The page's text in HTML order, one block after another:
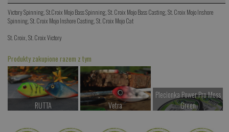
Victory Spinning,St.Croix Mojo Bass Spinning,St. Croix Mojo Bass Casting,St. Croix Mojo Inshore
Spinning,St. Croix Mojo Inshore Casting,St. Croix Mojo Cat
St. Croix ,St. Croix Victory
Produkty zakupione razem z tym
RUTTA
Vetra
Plecionka Power Pro Moss
Green